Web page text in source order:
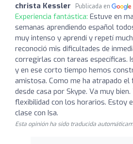
christa Kessler Publicada en
Experiencia fantástica: Estuve en
semanas aprendiendo español
muy intenso y aprendí y repetí
reconoció mis dificultades de
corregirlas con tareas específicas.
y en ese corto tiempo hemos
amistosa. Como me ha atrapado
desde casa por Skype. Va muy
flexibilidad con los horarios. Estoy
clase con Isa.
Esta opinión ha sido traducida